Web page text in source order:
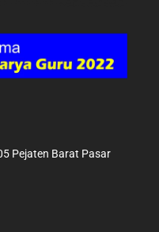
Pejaten Barat Pasar